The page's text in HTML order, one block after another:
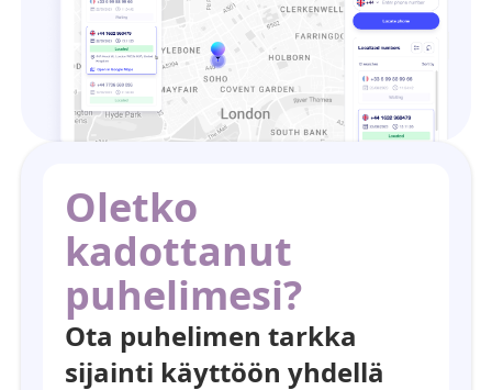
Oletko
kadottanut
puhelimesi?
Ota puhelimen tarkka
sijainti käyttöön yhdellä